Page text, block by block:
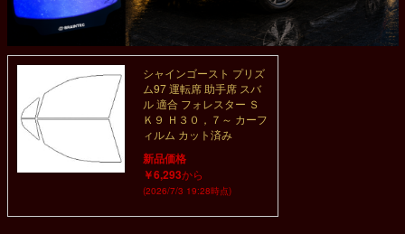
シャインゴースト プリズ
ム97 運転席 助手席 スバ
ル 適合 フォレスター Ｓ
Ｋ９ Ｈ３０，７～ カーフ
ィルム カット済み
新品価格
￥6,293から
(2026/7/3 19:28時点)